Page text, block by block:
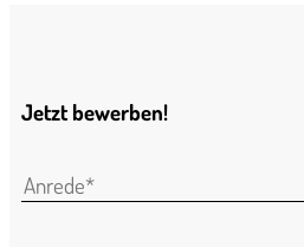
Jetzt bewerben!